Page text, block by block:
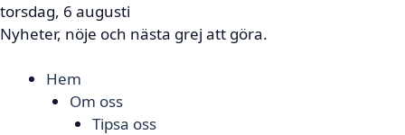
torsdag, 6 augusti
Nyheter, nöje och nästa grej att göra.
Hem
Om oss
Tipsa oss